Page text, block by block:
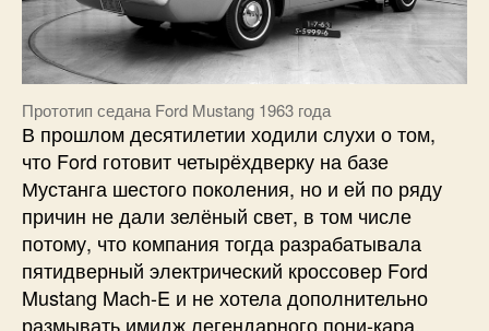
Прототип седана Ford Mustang 1963 года
В прошлом десятилетии ходили слухи о том,
что Ford готовит четырёхдверку на базе
Мустанга шестого поколения, но и ей по ряду
причин не дали зелёный свет, в том числе
потому, что компания тогда разрабатывала
пятидверный электрический кроссовер Ford
Mustang Mach-E и не хотела дополнительно
размывать имидж легендарного пони-кара.